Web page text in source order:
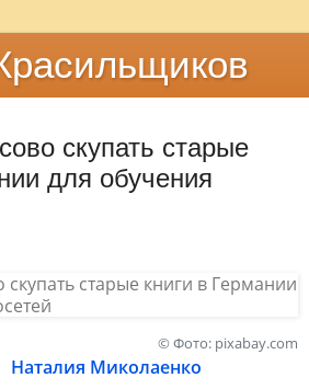
скупать старые
для обучения
© Фото: pixabay.com
Наталия Миколаенко